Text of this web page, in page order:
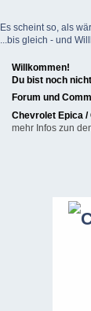
Es scheint so, als
...bis gleich - und
Willkommen!
Du bist noch
Forum und
Chevrolet Epica
mehr Infos zun